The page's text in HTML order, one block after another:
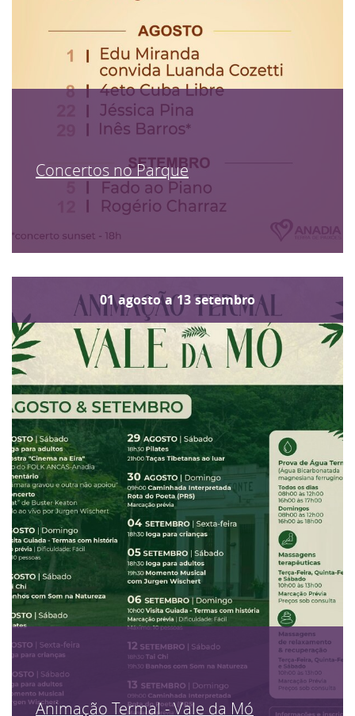
Concertos no Parque
01 agosto a 13 setembro
Animação Termal - Vale da Mó